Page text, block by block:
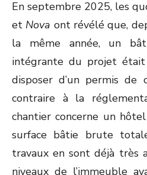
En septembre 2025, les
et Nova ont révélé que,
la même année, un
intégrante du projet était
disposer d’un permis de
contraire à la
chantier concerne un
surface bâtie brute
travaux en sont déjà très
niveaux de l’immeuble